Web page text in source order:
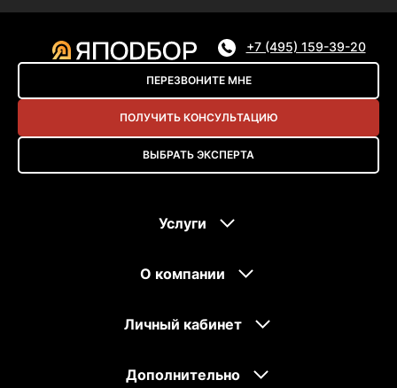
+7 (495) 159-39-20
ПЕРЕЗВОНИТЕ МНЕ
ПОЛУЧИТЬ КОНСУЛЬТАЦИЮ
ВЫБРАТЬ ЭКСПЕРТА
Услуги
О компании
Личный кабинет
Дополнительно